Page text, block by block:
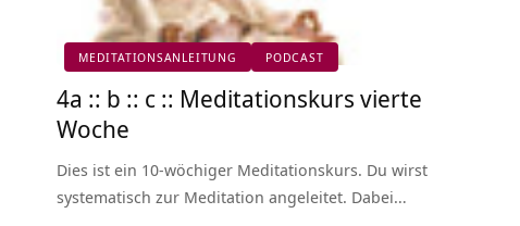
MEDITATIONSANLEITUNG PODCAST
4a :: b :: c :: Meditationskurs vierte
Woche
Dies ist ein 10-wöchiger Meditationskurs. Du wirst
systematisch zur Meditation angeleitet. Dabei…